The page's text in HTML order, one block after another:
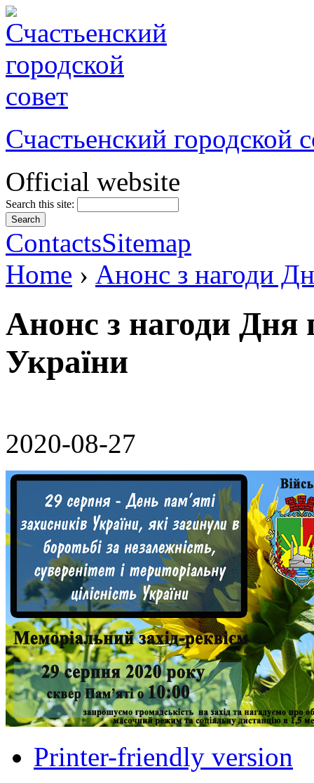
Счастьенский городской
Official website
Search this site:
ContactsSitemap
Home › Анонс з нагоди
Анонс з нагоди Дня
України
2020-08-27
Printer-friendly version